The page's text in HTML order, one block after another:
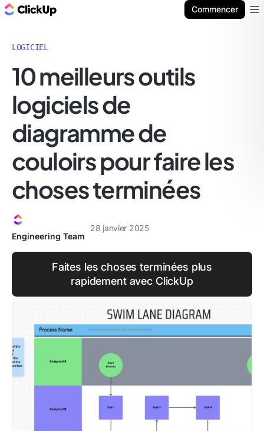
Commencer
LOGICIEL
10 meilleurs outils
logiciels de
diagramme de
couloirs pour faire les
choses terminées
Engineering Team
28 janvier 2025
Faites les choses terminées plus
rapidement avec ClickUp